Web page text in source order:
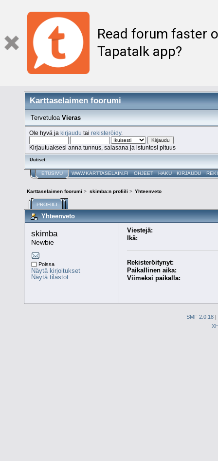
Read forum faster
Tapatalk app?
Karttaselaimen foorumi
Tervetuloa Vieras
Ole hyvä jakirjaudu tairekisteröidy.
Kirjautuaksesi anna tunnus, salasana ja istuntosi pituus
Uutiset:
ETUSIVU WWW.KARTTASELAIN.FI OHJEET HAKU KIRJAUDU
Karttaselaimen foorumi > skimba:n profiili > Yhteenveto
PROFIILI
Yhteenveto
skimba
Newbie
Poissa
Näytä kirjoitukset
Näytä tilastot
Viestejä:
Ikä:
Rekisteröitynyt:
Paikallinen aika:
Viimeksi paikalla:
SMF 2.0.18 |